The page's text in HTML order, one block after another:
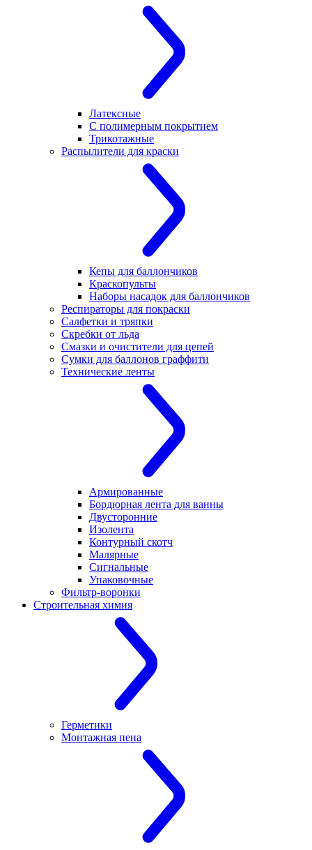
Латексные
С полимерным покрытием
Трикотажные
Распылители для краски
Кепы для баллончиков
Краскопульты
Наборы насадок для баллончиков
Респираторы для покраски
Салфетки и тряпки
Скребки от льда
Смазки и очистители для цепей
Сумки для баллонов граффити
Технические ленты
Армированные
Бордюрная лента для ванны
Двусторонние
Изолента
Контурный скотч
Малярные
Сигнальные
Упаковочные
Фильтр-воронки
Строительная химия
Герметики
Монтажная пена